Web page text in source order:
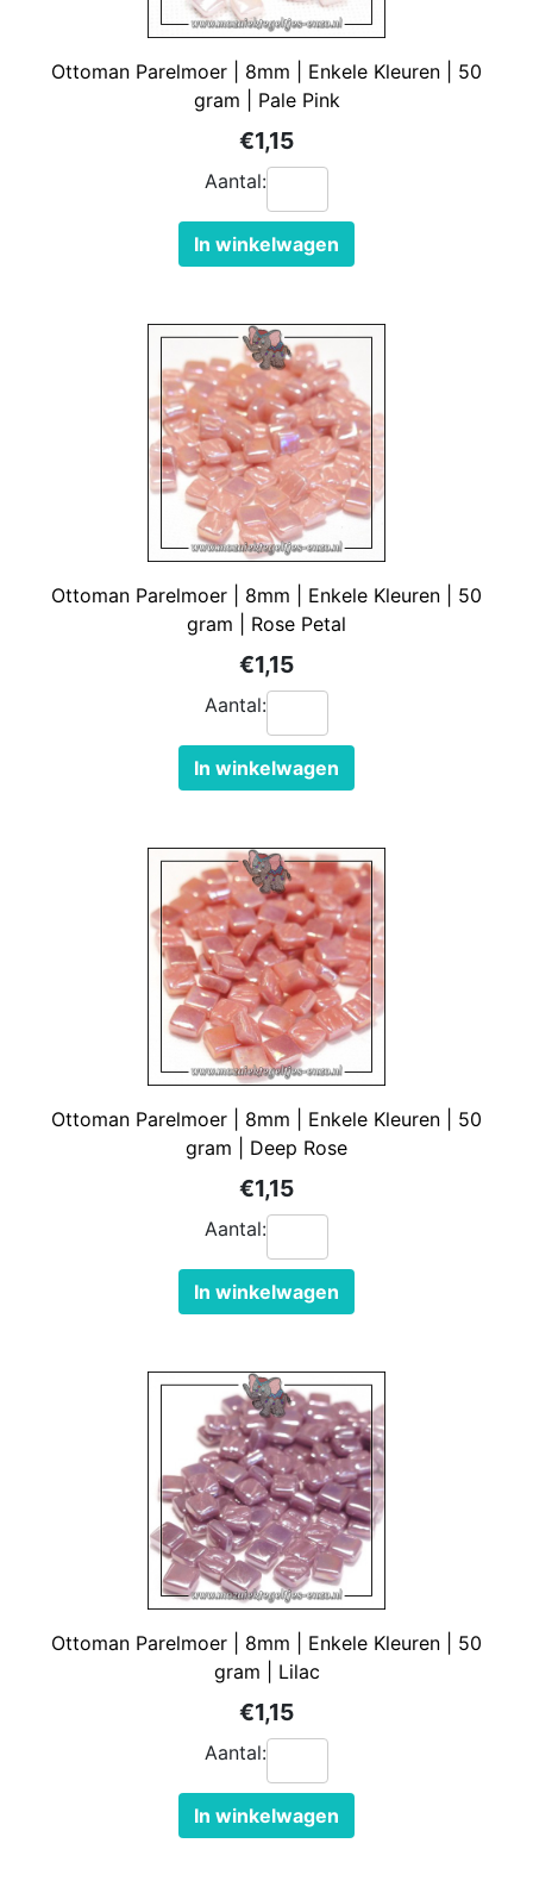
Ottoman Parelmoer | 8mm | Enkele Kleuren | 50
gram | Pale Pink
€1,15
Aantal:
In winkelwagen
Ottoman Parelmoer | 8mm | Enkele Kleuren | 50
gram | Rose Petal
€1,15
Aantal:
In winkelwagen
Ottoman Parelmoer | 8mm | Enkele Kleuren | 50
gram | Deep Rose
€1,15
Aantal:
In winkelwagen
Ottoman Parelmoer | 8mm | Enkele Kleuren | 50
gram | Lilac
€1,15
Aantal:
In winkelwagen